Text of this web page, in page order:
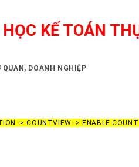
TOÁN THỰC
DOANH NGHIỆP
-> COUNTVIEW -> ENABLE